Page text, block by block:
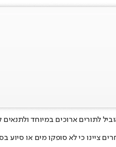
לתורים ארוכים במיוחד
כי לא סופקו מים או סיוע